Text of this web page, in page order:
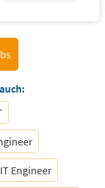
IT Engineer